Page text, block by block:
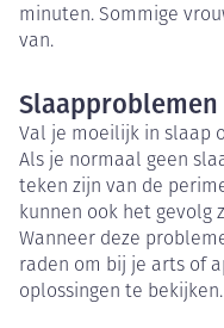
minuten. Sommige
van.
Slaapproblemen
Val je moeilijk in slaap
Als je normaal geen
teken zijn van de
kunnen ook het gevolg
Wanneer deze
raden om bij je arts of
oplossingen te bekijken.